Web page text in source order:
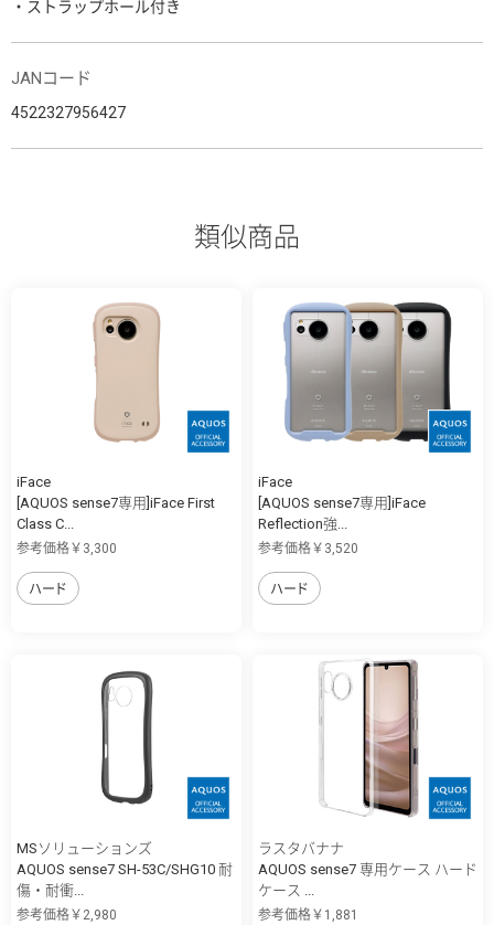
・ストラップホール付き
JANコード
4522327956427
類似商品
iFace
[AQUOS sense7専用]iFace First
Class C...
参考価格￥3,300
ハード
iFace
[AQUOS sense7専用]iFace
Reflection強...
参考価格￥3,520
ハード
MSソリューションズ
AQUOS sense7 SH-53C/SHG10 耐
傷・耐衝...
参考価格￥2,980
ラスタバナナ
AQUOS sense7 専用ケース ハード
ケース ...
参考価格￥1,881